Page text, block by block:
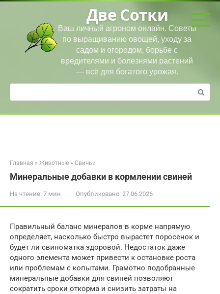
Перейти
Две Сотки
Ваш личный агроном онлайн. Советы
по выращиванию овощей, уходу за
садом и огородом, борьбе с
вредителями и болезнями растений
— всё для богатого урожая.
Поиск:
Главная » Животные » Свиньи
Минеральные добавки в кормлении свиней
На чтение: 7 мин Опубликовано: 27.06.2026
Правильный баланс минералов в корме напрямую
определяет, насколько быстро вырастет поросенок и
будет ли свиноматка здоровой. Недостаток даже
одного элемента может привести к остановке роста
или проблемам с копытами. Грамотно подобранные
минеральные добавки для свиней позволяют
сократить сроки откорма и снизить затраты на